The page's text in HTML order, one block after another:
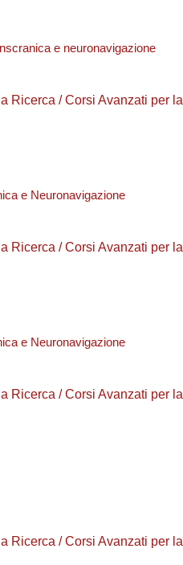
e neuronavigazione
Ricerca / Corsi Avanzati per
e Neuronavigazione
Ricerca / Corsi Avanzati per
e Neuronavigazione
Ricerca / Corsi Avanzati per
Ricerca / Corsi Avanzati per